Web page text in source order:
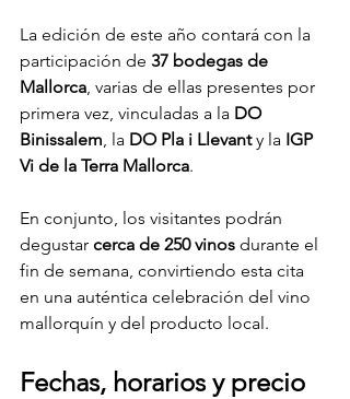
La edición de este año contará con la
participación de 37 bodegas de
Mallorca , varias de ellas presentes por
primera vez, vinculadas a la DO
Binissalem , la DO Pla i Llevant y la IGP
Vi de la Terra Mallorca.
En conjunto, los visitantes podrán
degustar cerca de 250 vinos durante el
fin de semana, convirtiendo esta cita
en una auténtica celebración del vino
mallorquín y del producto local.
Fechas, horarios y precio